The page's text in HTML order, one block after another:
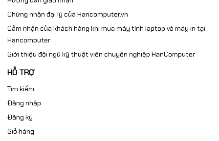
Chứng nhận đại lý của Hancomputer.vn
Cảm nhận của khách hàng khi mua máy tính laptop và máy in tại
Hancomputer
Giới thiệu đội ngũ kỹ thuật viên chuyên nghiệp HanComputer
HỖ TRỢ
Tìm kiếm
Đăng nhập
Đăng ký
Giỏ hàng